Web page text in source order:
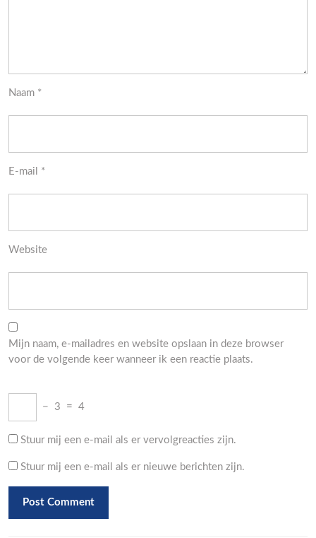
Naam *
E-mail *
Website
Mijn naam, e-mailadres en website opslaan in deze browser
voor de volgende keer wanneer ik een reactie plaats.
− 3 = 4
Stuur mij een e-mail als er vervolgreacties zijn.
Stuur mij een e-mail als er nieuwe berichten zijn.